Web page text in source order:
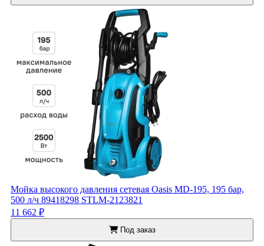
Мойка высокого давления сетевая Oasis MD-195, 195 бар,
500 л/ч 89418298 STLM-2123821
11 662 ₽
Под заказ